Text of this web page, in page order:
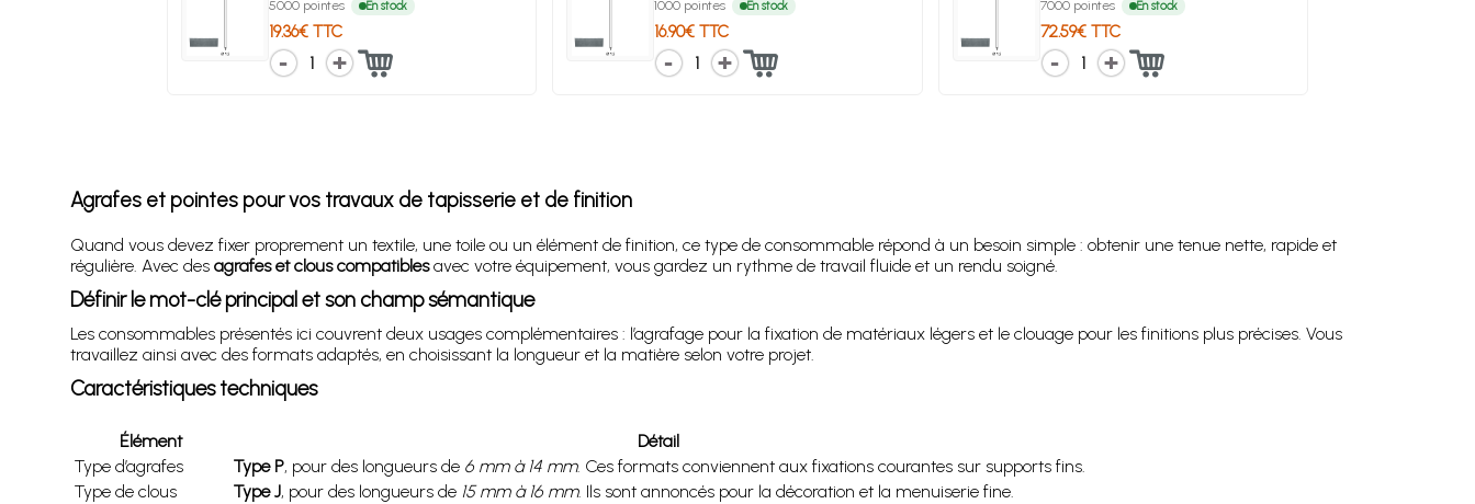
5000 pointes En stock
19.36€ TTC
1
1000 pointes En stock
16.90€ TTC
1
7000 pointes En stock
72.59€ TTC
1
Agrafes et pointes pour vos travaux de tapisserie et de finition
Quand vous devez fixer proprement un textile, une toile ou un élément de finition, ce type de consommable répond à un besoin simple : obtenir une tenue nette, rapide et
régulière. Avec des agrafes et clous compatiblesavec votre équipement, vous gardez un rythme de travail fluide et un rendu soigné.
Définir le mot-clé principal et son champ sémantique
Les consommables présentés ici couvrent deux usages complémentaires : l’agrafage pour la fixation de matériaux légers et le clouage pour les finitions plus précises. Vous
travaillez ainsi avec des formats adaptés, en choisissant la longueur et la matière selon votre projet.
Caractéristiques techniques
Élément
Détail
Type d’agrafes
Type P, pour des longueurs de 6 mm à 14 mm. Ces formats conviennent aux fixations courantes sur supports fins.
Type de clous
Type J, pour des longueurs de 15 mm à 16 mm. Ils sont annoncés pour la décoration et la menuiserie fine.